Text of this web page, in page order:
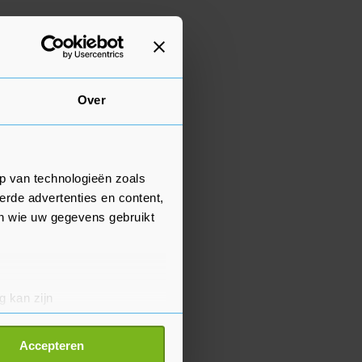
Over
van technologieën zoals
advertenties en content,
wie uw gegevens gebruikt
kan zijn
detailgedeelte
Accepteren